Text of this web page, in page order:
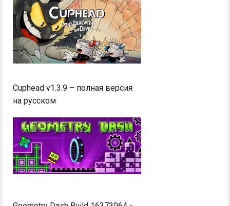
Cuphead v1.3.9 – полная версия
на русском